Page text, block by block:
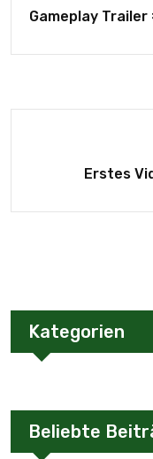
Gameplay Trailer
Erstes
Kategorien
Beliebte